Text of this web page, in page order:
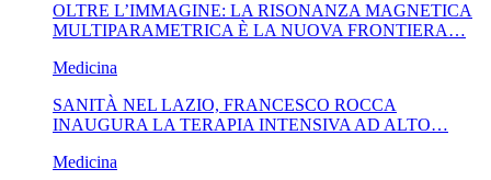
OLTRE L’IMMAGINE: LA RISONANZA MAGNETICA
MULTIPARAMETRICA È LA NUOVA FRONTIERA…
Medicina
SANITÀ NEL LAZIO, FRANCESCO ROCCA
INAUGURA LA TERAPIA INTENSIVA AD ALTO…
Medicina